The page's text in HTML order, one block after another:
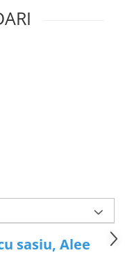
sasiu, Alee